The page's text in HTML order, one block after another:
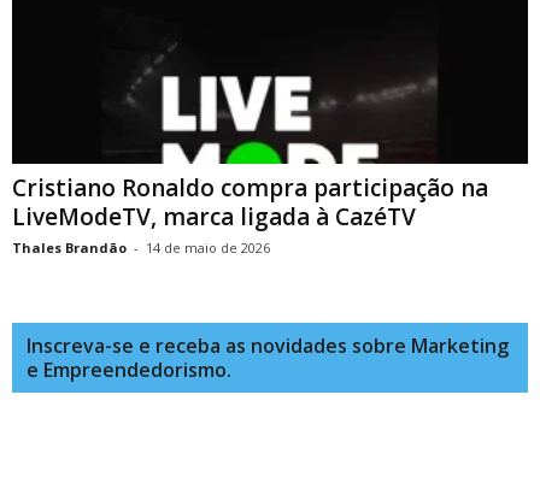
Cristiano Ronaldo compra participação na
LiveModeTV, marca ligada à CazéTV
Thales Brandão - 14 de maio de 2026
Inscreva-se e receba as novidades sobre Marketing
e Empreendedorismo.